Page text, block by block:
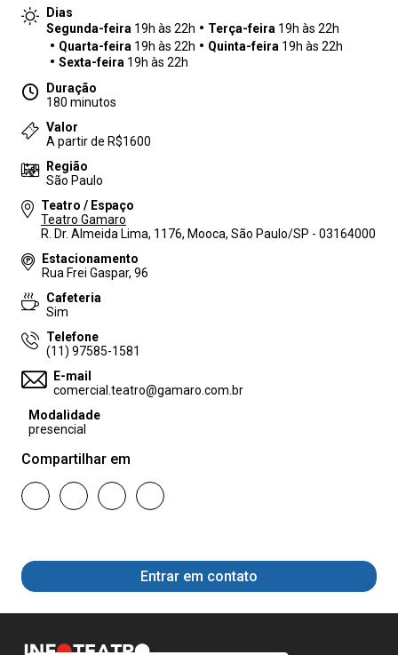
Dias
Segunda-feira 19h às 22h Terça-feira 19h às 22h
Quarta-feira 19h às 22h Quinta-feira 19h às 22h
Sexta-feira 19h às 22h
Duração
180 minutos
Valor
A partir de R$1600
Região
São Paulo
Teatro / Espaço
Teatro Gamaro
R. Dr. Almeida Lima, 1176, Mooca, São Paulo/SP - 03164000
Estacionamento
Rua Frei Gaspar, 96
Cafeteria
Sim
Telefone
(11) 97585-1581
E-mail
comercial.teatro@gamaro.com.br
Modalidade
presencial
Compartilhar em
Entrar em contato